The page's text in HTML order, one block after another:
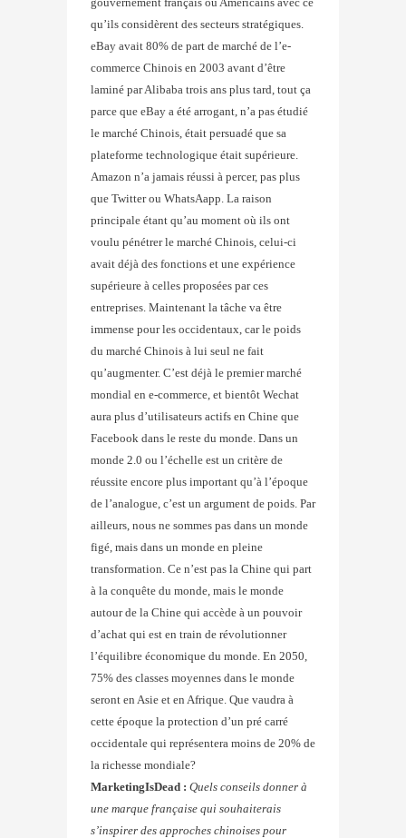
qu’ils considèrent des secteurs stratégiques.
eBay avait 80% de part de marché de l’e-
commerce Chinois en 2003 avant d’être
laminé par Alibaba trois ans plus tard, tout ça
parce que eBay a été arrogant, n’a pas étudié
le marché Chinois, était persuadé que sa
plateforme technologique était supérieure.
Amazon n’a jamais réussi à percer, pas plus
que Twitter ou WhatsAapp. La raison
principale étant qu’au moment où ils ont
voulu pénétrer le marché Chinois, celui-ci
avait déjà des fonctions et une expérience
supérieure à celles proposées par ces
entreprises. Maintenant la tâche va être
immense pour les occidentaux, car le poids
du marché Chinois à lui seul ne fait
qu’augmenter. C’est déjà le premier marché
mondial en e-commerce, et bientôt Wechat
aura plus d’utilisateurs actifs en Chine que
Facebook dans le reste du monde. Dans un
monde 2.0 ou l’échelle est un critère de
réussite encore plus important qu’à l’époque
de l’analogue, c’est un argument de poids. Par
ailleurs, nous ne sommes pas dans un monde
figé, mais dans un monde en pleine
transformation. Ce n’est pas la Chine qui part
à la conquête du monde, mais le monde
autour de la Chine qui accède à un pouvoir
d’achat qui est en train de révolutionner
l’équilibre économique du monde. En 2050,
75% des classes moyennes dans le monde
seront en Asie et en Afrique. Que vaudra à
cette époque la protection d’un pré carré
occidentale qui représentera moins de 20% de
la richesse mondiale?
MarketingIsDead : Quels conseils donner à
une marque française qui souhaiterais
s’inspirer des approches chinoises pour